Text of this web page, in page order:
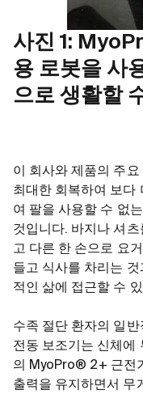
사진 1:
용 로봇을 사
으로 생활할
이 회사와 제품의 주
최대한 회복하여 보다
여 팔을 사용할 수 없
것입니다. 바지나 셔
고 다른 한 손으로 요
들고 식사를 차리는
적인 삶에 접근할 수
수족 절단 환자의 일
전동 보조기는 신체에
의 MyoPro® 2+ 근전
출력을 유지하면서 무